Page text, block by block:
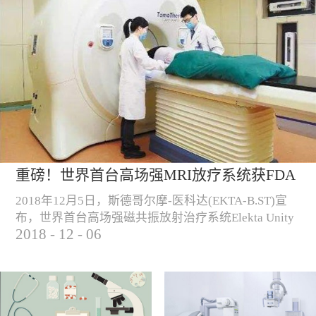
重磅！世界首台高场强MRI放疗系统获FDA
认证！
2018年12月5日，斯德哥尔摩-医科达(EKTA-B.ST)宣
布，世界首台高场强磁共振放射治疗系统Elekta Unity
正式获得FDA认证，可用于美国的商业销售和临床使
2018年6月高场强磁共振放射治疗系统获得CE认证以
来， Elekta Unity一直致力于提高和改善欧洲肿瘤患者
的治疗，我们很高兴这种尖端技术产品现已在美国...
2018 - 12 - 06